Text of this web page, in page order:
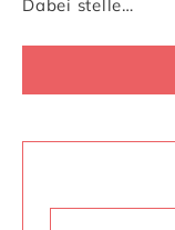
Dabei stelle…